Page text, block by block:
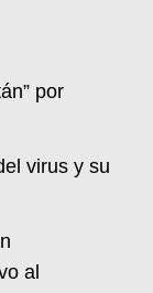
por
virus y su
al